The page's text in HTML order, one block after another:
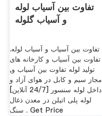
تفاوت بین آسیاب لوله
و آسیاب گلوله
تفاوت بین آسیاب و آسیاب لوله.
تفاوت بین آسیاب و کارخانه های
تولید لوله تفاوت بین آسیاب و,
مجاز سیم و کابل در هوای آزاد و
داخل لوله سنسور [24/7 آنلاین]
لوله پلی اتیلن در معدن ذغال
سنگ . Get Price